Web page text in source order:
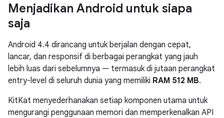
Menjadikan Android untuk siapa
saja
Android 4.4 dirancang untuk berjalan dengan cepat,
lancar, dan responsif di berbagai perangkat yang jauh
lebih luas dari sebelumnya — termasuk di jutaan perangkat
entry-level di seluruh dunia yang memiliki RAM 512 MB.
KitKat menyederhanakan setiap komponen utama untuk
mengurangi penggunaan memori dan memperkenalkan API